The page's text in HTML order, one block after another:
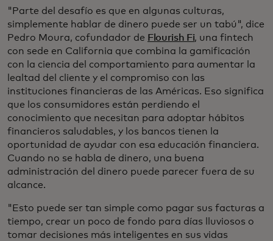
"Parte del desafío es que en algunas culturas,
simplemente hablar de dinero puede ser un tabú", dice
Pedro Moura, cofundador de Flourish Fi, una fintech
con sede en California que combina la gamificación
con la ciencia del comportamiento para aumentar la
lealtad del cliente y el compromiso con las
instituciones financieras de las Américas. Eso significa
que los consumidores están perdiendo el
conocimiento que necesitan para adoptar hábitos
financieros saludables, y los bancos tienen la
oportunidad de ayudar con esa educación financiera.
Cuando no se habla de dinero, una buena
administración del dinero puede parecer fuera de su
alcance.
"Esto puede ser tan simple como pagar sus facturas a
tiempo, crear un poco de fondo para días lluviosos o
tomar decisiones más inteligentes en sus vidas